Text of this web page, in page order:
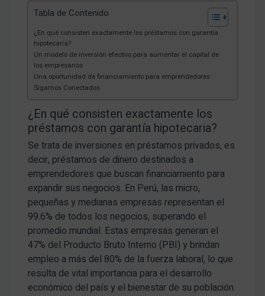
Tabla de Contenido
¿En qué consisten exactamente los préstamos con garantía
hipotecaria?
Un modelo de inversión efectivo para aumentar el capital de
los empresarios
Una oportunidad de financiamiento para emprendedores
Sigamos Conectados
¿En qué consisten exactamente los
préstamos con garantía hipotecaria?
Se trata de inversiones en préstamos privados, es
decir, préstamos de dinero destinados a
emprendedores que buscan financiamiento para
expandir sus negocios. En Perú, las micro,
pequeñas y medianas empresas representan el
99.6% de todos los negocios, superando el
promedio mundial. Estas empresas generan el
47% del Producto Bruto Interno (PBI) y brindan
empleo a más del 80% de la fuerza laboral, lo que
resulta de vital importancia para el desarrollo
económico del país y el bienestar de su población.